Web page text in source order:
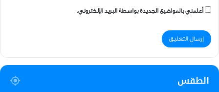
أعلمني بالمواضيع الجديدة بواسطة البريد الإلكتروني.
الطقس